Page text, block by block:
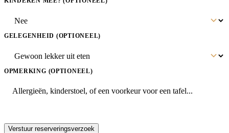
GELEGENHEID (OPTIONEEL)
OPMERKING (OPTIONEEL)
Verstuur reserveringsverzoek